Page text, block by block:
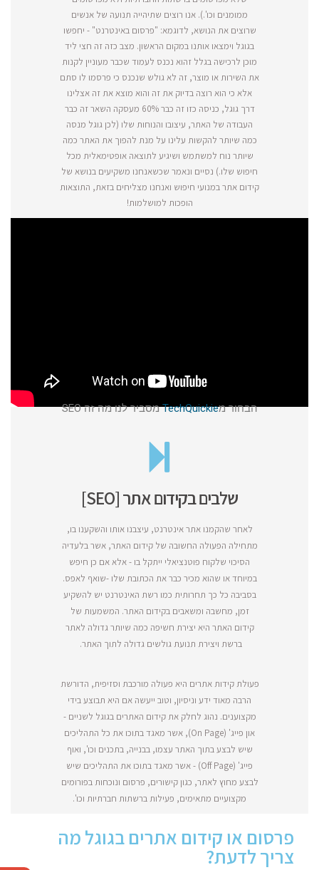
ממומנים וכו'.). אנו רוצים שתיהייה תנועה של אנשים
שרוצים את הנושא, לדוגמא: "פרסום באינטרנט" - יחפשו
בגוגל וימצאו אותנו במקום הראשון. מצב כזה זה חצי ליד
מוכן לרכישה בגלל זהוא נכנס לעמוד שכבר מעוניין לקנות
את השירות או מוצר, זה לא גולש שנכנס כי פרסמו לו סתם
אלא כי הוא רוצה בדיוק את זה והוא מוצא את זה אצלינו
דרך גוגל, כניסה כזו זה כבר 60% מעסקה השאר זה כבר
העבודה של האתר, עיצובו והנוחות שלו (לכן גוגל מנסה
כמה שיותר להקשות עלינו על מנת להפוך את האתר כמה
שיותר נוח למשתמש ושיגיע לתוצאה אופטימאלית מכל
חיפוש שלו.) נסיים ונאמר שכשאנחנו משקיעים בנושא של
קידום אתר במנועי חיפוש ואנחנו מצליחים בזאת, התוצאות
הופכות למושלמות!
שלבים בקידום אתר [SEO]
לאחר שהקמנו אתר אינטרנט, עיצבנו אותו והשקענו בו,
מתחילה הפעולה החשובה של קידום האתר, אשר בלעדיה
הסיכוי שלקוח פוטנציאלי ייתקל בו - אלא אם כן חיפש
במיוחד או שהוא מכיר כבר את הכתובת שלו -שואף לאפס.
בסביבה כל כך תחרותית כמו רשת האינטרנט יש להשקיע
זמן, מחשבה ומשאבים בקידום האתר. המשמעות של
קידום האתר היא יצירת חשיפה כמה שיותר גדולה לאתר
ברשת ויצירת תנועת גולשים גדולה לתוך האתר.
פעולת קידות אתרים היא פעולה מורכבת וסזיפית, הדורשת
הרבה מאוד ידע וניסיון, וטוב ייעשה אם היא תבוצע בידי
מקצוענים. נהוג לחלק את קידום האתרים בגוגל לשניים -
און פייג' (On Page), אשר מאגד בתוכו את כל התהליכים
שיש לבצע בתוך האתר עצמו, בבנייה, בתכנים וכו', ואוף
פייג' (Off Page) - אשר מאגד בתוכו את התהליכים שיש
לבצע מחוץ לאתר, כגון קישורים, פרסום ונוכחות בפורומים
מקצועיים מתאימים, פעילות ברשתות חברתיות וכו'.
הבחור מTechQuickieמסביר לנו מה זה SEO
פרסום או קידום אתרים בגוגל מה
צריך לדעת?